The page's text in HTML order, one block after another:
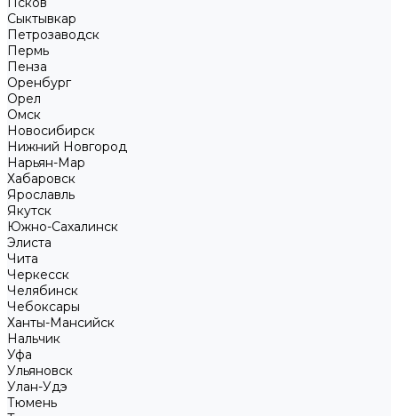
Сыктывкар
Петрозаводск
Пермь
Пенза
Оренбург
Орел
Омск
Новосибирск
Нижний Новгород
Нарьян-Мар
Хабаровск
Ярославль
Якутск
Южно-Сахалинск
Элиста
Чита
Черкесск
Челябинск
Чебоксары
Ханты-Мансийск
Нальчик
Уфа
Ульяновск
Улан-Удэ
Тюмень